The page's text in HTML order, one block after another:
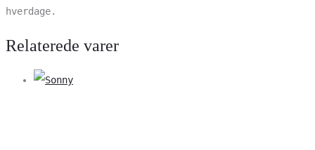
hverdage.
Relaterede varer